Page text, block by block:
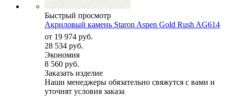
Быстрый просмотр
Акриловый камень Staron Aspen Gold Rush AG614
от 19 974 руб.
28 534 руб.
Экономия
8 560 руб.
Заказать изделие
Наши менеджеры обязательно свяжутся с вами и
уточнят условия заказа